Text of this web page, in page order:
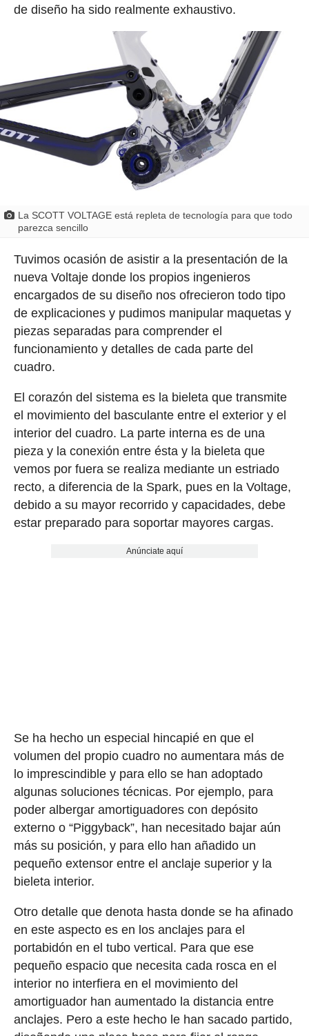
de diseño ha sido realmente exhaustivo.
La SCOTT VOLTAGE está repleta de tecnología para que todo
parezca sencillo
Tuvimos ocasión de asistir a la presentación de la
nueva Voltaje donde los propios ingenieros
encargados de su diseño nos ofrecieron todo tipo
de explicaciones y pudimos manipular maquetas y
piezas separadas para comprender el
funcionamiento y detalles de cada parte del
cuadro.
El corazón del sistema es la bieleta que transmite
el movimiento del basculante entre el exterior y el
interior del cuadro. La parte interna es de una
pieza y la conexión entre ésta y la bieleta que
vemos por fuera se realiza mediante un estriado
recto, a diferencia de la Spark, pues en la Voltage,
debido a su mayor recorrido y capacidades, debe
estar preparado para soportar mayores cargas.
Anúnciate aquí
Se ha hecho un especial hincapié en que el
volumen del propio cuadro no aumentara más de
lo imprescindible y para ello se han adoptado
algunas soluciones técnicas. Por ejemplo, para
poder albergar amortiguadores con depósito
externo o “Piggyback”, han necesitado bajar aún
más su posición, y para ello han añadido un
pequeño extensor entre el anclaje superior y la
bieleta interior.
Otro detalle que denota hasta donde se ha afinado
en este aspecto es en los anclajes para el
portabidón en el tubo vertical. Para que ese
pequeño espacio que necesita cada rosca en el
interior no interfiera en el movimiento del
amortiguador han aumentado la distancia entre
anclajes. Pero a este hecho le han sacado partido,